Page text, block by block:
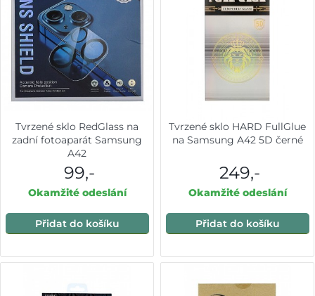
Tvrzené sklo RedGlass na
zadní fotoaparát Samsung
A42
99,-
Okamžité odeslání
Přidat do košíku
Tvrzené sklo HARD FullGlue
na Samsung A42 5D černé
249,-
Okamžité odeslání
Přidat do košíku